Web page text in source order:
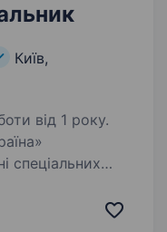
Київ,
від 1 року.
спеціальних
із